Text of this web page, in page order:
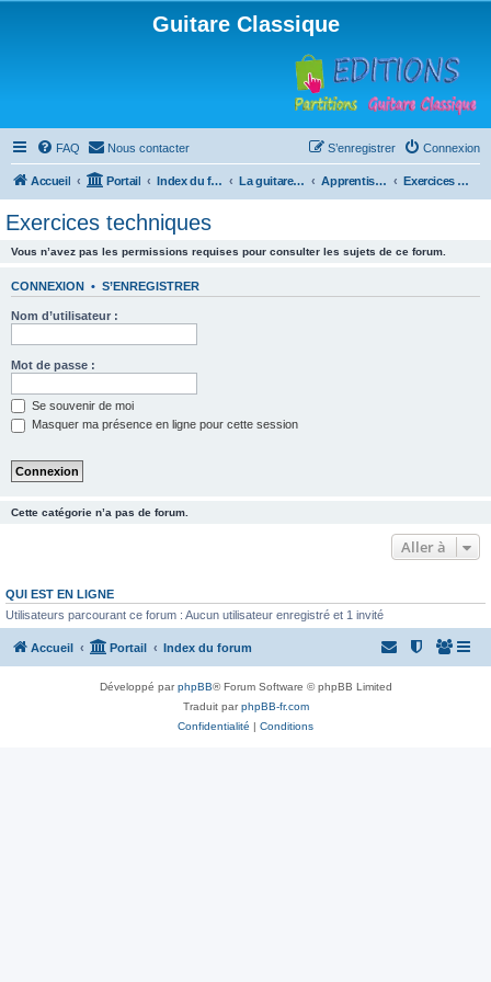
Guitare Classique
FAQ Nous contacter Connexion
S’enregistrer
Accueil Portail Index du forum La guitare : instrument, cours et théorie Apprentissage et enseignement de la guitare Exercices techniques
Exercices techniques
Vous n’avez pas les permissions requises pour consulter les sujets de ce forum.
CONNEXION • S’ENREGISTRER
Nom d’utilisateur :
Mot de passe :
Se souvenir de moi
Masquer ma présence en ligne pour cette session
Cette catégorie n’a pas de forum.
Aller à
QUI EST EN LIGNE
Utilisateurs parcourant ce forum : Aucun utilisateur enregistré et 1 invité
Accueil Portail Index du forum
Développé parphpBB® Forum Software © phpBB Limited
Traduit parphpBB-fr.com
Confidentialité | Conditions